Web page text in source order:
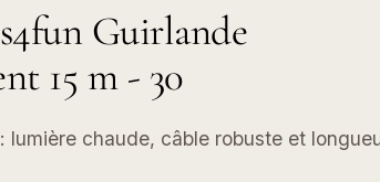
Guirlande
15 m - 30
chaude, câble robuste et